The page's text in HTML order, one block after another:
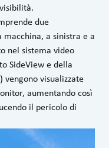
due
a sinistra e a
nel sistema video
SideView e della
visualizzate
aumentando così
il pericolo di